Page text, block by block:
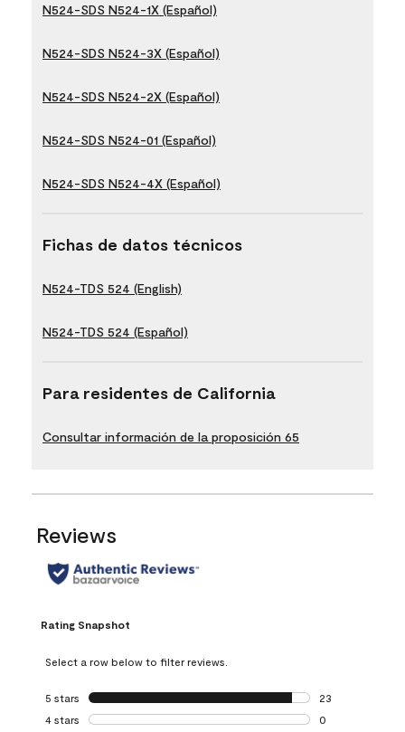
N524-SDS N524-1X (Español)
N524-SDS N524-3X (Español)
N524-SDS N524-2X (Español)
N524-SDS N524-01 (Español)
N524-SDS N524-4X (Español)
Fichas de datos técnicos
N524-TDS 524 (English)
N524-TDS 524 (Español)
Para residentes de California
Consultar información de la proposición 65
Reviews
Rating Snapshot
Select a row below to filter reviews.
5 stars stars
23
23 reviews with
4 stars stars
0